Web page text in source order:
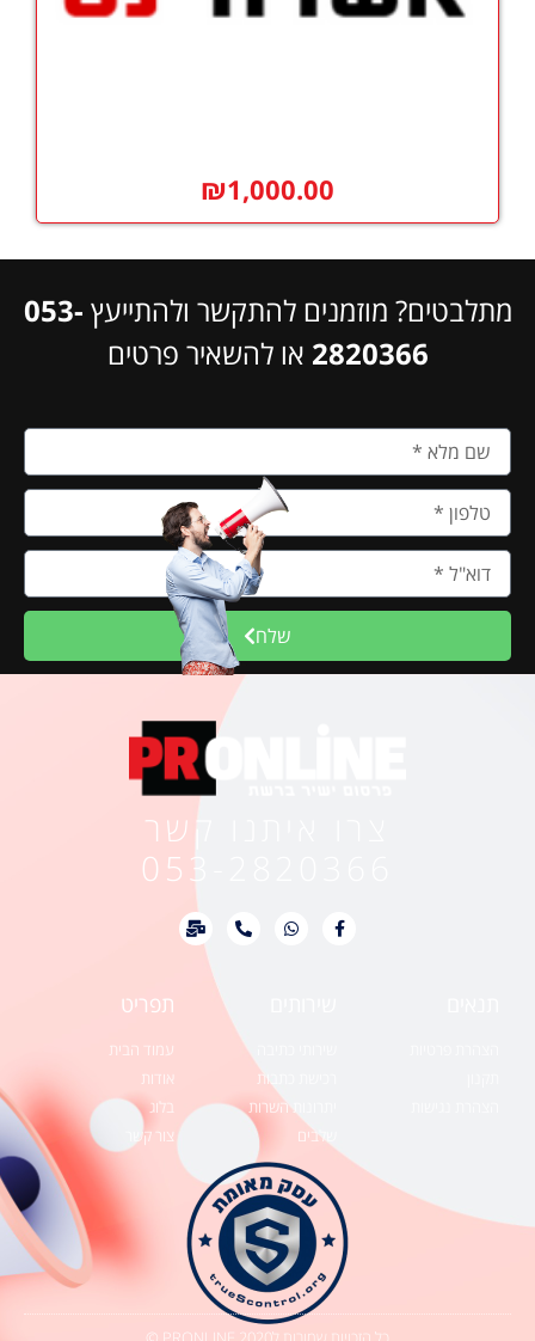
₪1,000.00
מתלבטים? מוזמנים להתקשר ולהתייעץ 053-
2820366 או להשאיר פרטים
שלח
תפריט
עמוד הבית
אודות
בלוג
צור קשר
רכישת כתבות
יתרונות השרות
שלבים
צרו איתנו קשר
053-2820366